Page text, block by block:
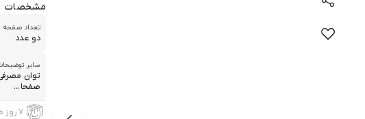
مشخصات
تعداد صفحه
دو عدد
سایر
صفحا...
۷ روز ضمانت بازگشت کالا